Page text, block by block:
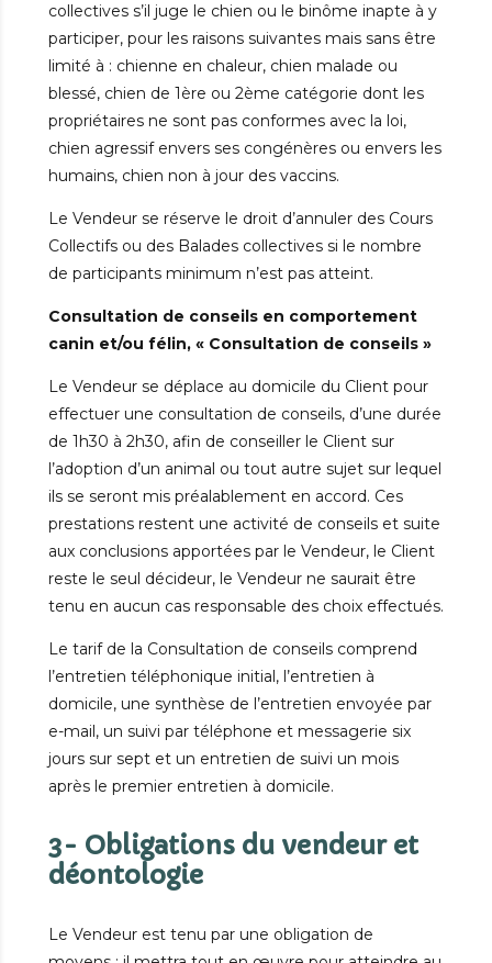
collectives s’il juge le chien ou le binôme inapte à y
participer, pour les raisons suivantes mais sans être
limité à : chienne en chaleur, chien malade ou
blessé, chien de 1ère ou 2ème catégorie dont les
propriétaires ne sont pas conformes avec la loi,
chien agressif envers ses congénères ou envers les
humains, chien non à jour des vaccins.
Le Vendeur se réserve le droit d’annuler des Cours
Collectifs ou des Balades collectives si le nombre
de participants minimum n’est pas atteint.
Consultation de conseils en comportement
canin et/ou félin, « Consultation de conseils »
Le Vendeur se déplace au domicile du Client pour
effectuer une consultation de conseils, d’une durée
de 1h30 à 2h30, afin de conseiller le Client sur
l’adoption d’un animal ou tout autre sujet sur lequel
ils se seront mis préalablement en accord. Ces
prestations restent une activité de conseils et suite
aux conclusions apportées par le Vendeur, le Client
reste le seul décideur, le Vendeur ne saurait être
tenu en aucun cas responsable des choix effectués.
Le tarif de la Consultation de conseils comprend
l’entretien téléphonique initial, l’entretien à
domicile, une synthèse de l’entretien envoyée par
e-mail, un suivi par téléphone et messagerie six
jours sur sept et un entretien de suivi un mois
après le premier entretien à domicile.
3- Obligations du vendeur et
déontologie
Le Vendeur est tenu par une obligation de